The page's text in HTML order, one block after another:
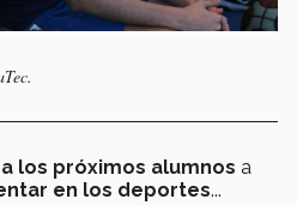
los próximos alumnos a
en los deportes...